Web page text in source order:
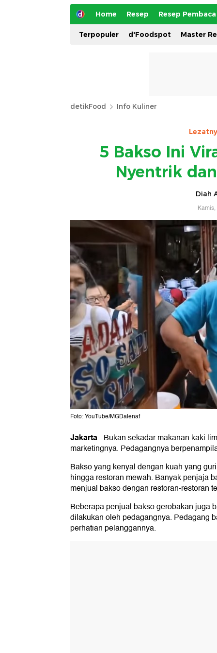
Home Resep Resep Pembaca
Terpopuler d'Foodspot Master
detikFood Info Kuliner
5 Bakso Ini
Nyentrik
Diah
Foto: YouTube/MGDalenaf
Jakarta-Bukan sekadar makanan kaki
marketingnya. Pedagangnya
Bakso yang kenyal dengan kuah yang
hingga restoran mewah. Banyak penjaja
menjual bakso dengan restoran-restoran
Beberapa penjual bakso gerobakan juga
dilakukan oleh pedagangnya. Pedagang
perhatian pelanggannya.